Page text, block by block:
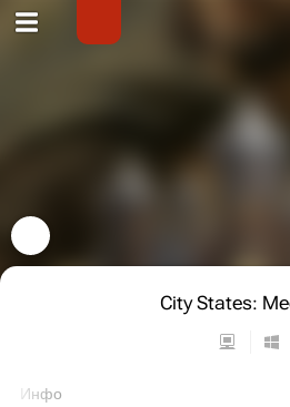
City States:
Инфо